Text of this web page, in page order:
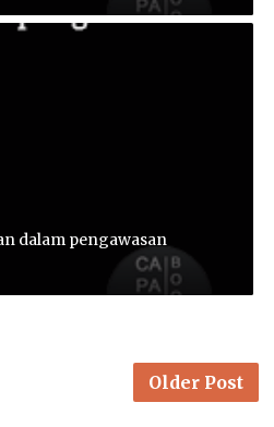
dalam pengawasan
Older Post